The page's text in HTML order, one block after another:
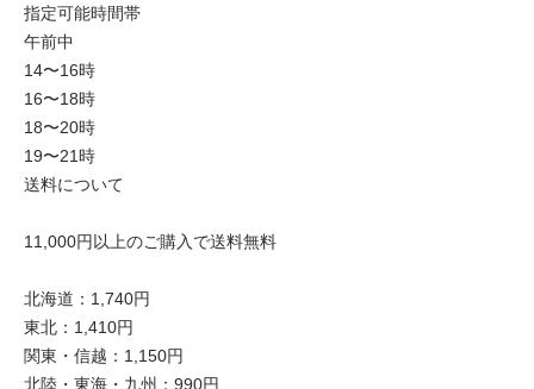
指定可能時間帯
午前中
14〜16時
16〜18時
18〜20時
19〜21時
送料について
11,000円以上のご購入で送料無料
北海道：1,740円
東北：1,410円
関東・信越：1,150円
北陸・東海・九州：990円